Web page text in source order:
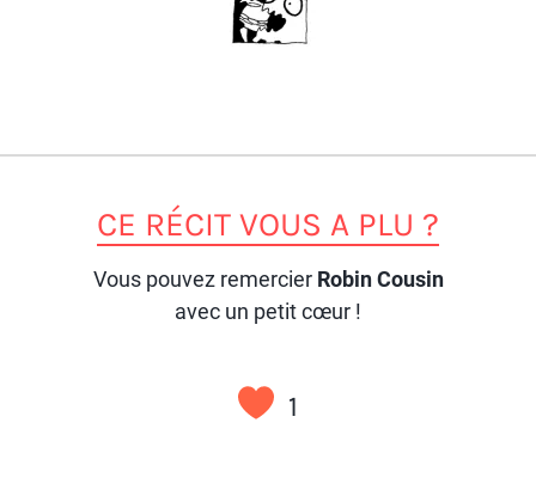
CE RÉCIT VOUS A PLU ?
Vous pouvez remercier Robin Cousin
avec un petit cœur !
1